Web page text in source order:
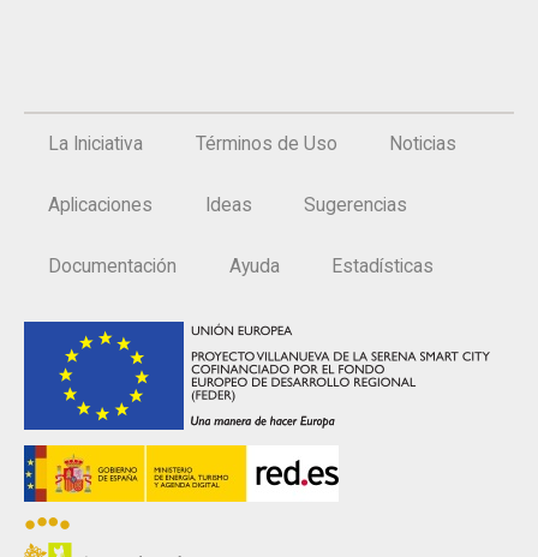
La Iniciativa Términos de Uso Noticias
Aplicaciones Ideas Sugerencias
Documentación Ayuda Estadísticas